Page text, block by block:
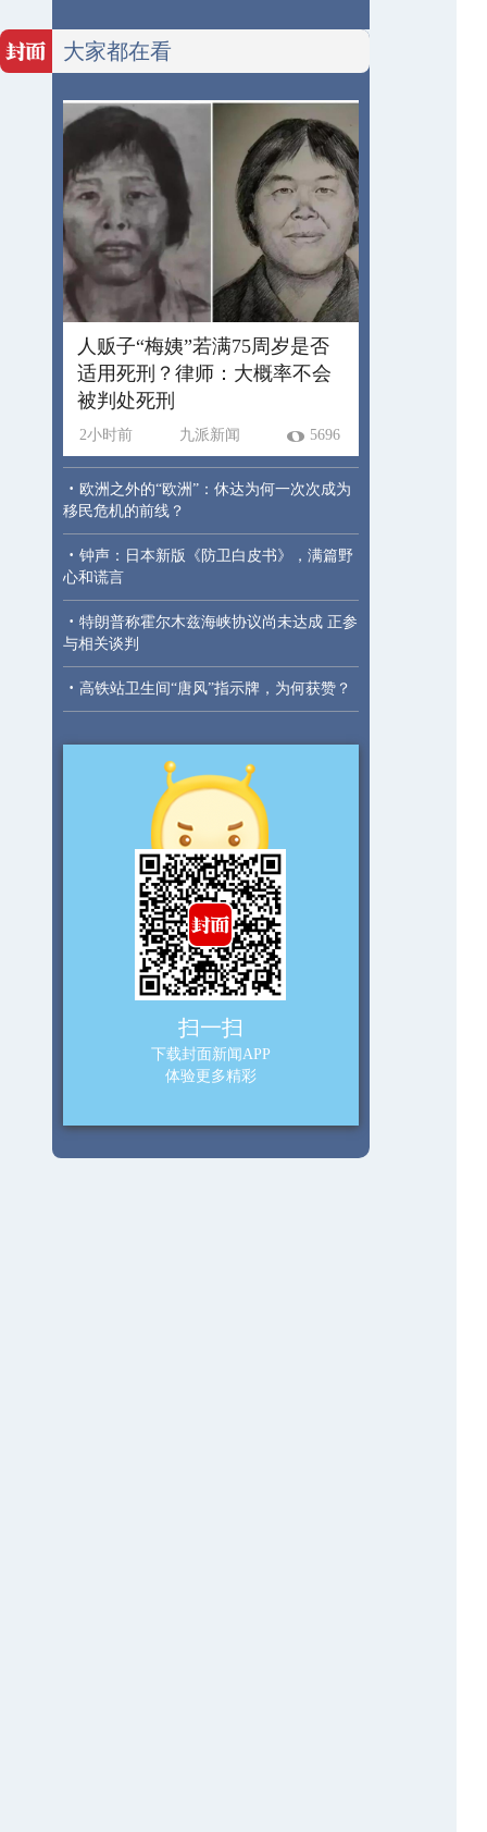
大家都在看
人贩子“梅姨”若满75周岁是否
适用死刑？律师：大概率不会
被判处死刑
2小时前 九派新闻 5696
· 欧洲之外的“欧洲”：休达为何一次次成为
移民危机的前线？
· 钟声：日本新版《防卫白皮书》，满篇野
心和谎言
· 特朗普称霍尔木兹海峡协议尚未达成 正参
与相关谈判
· 高铁站卫生间“唐风”指示牌，为何获赞？
扫一扫
下载封面新闻APP
体验更多精彩